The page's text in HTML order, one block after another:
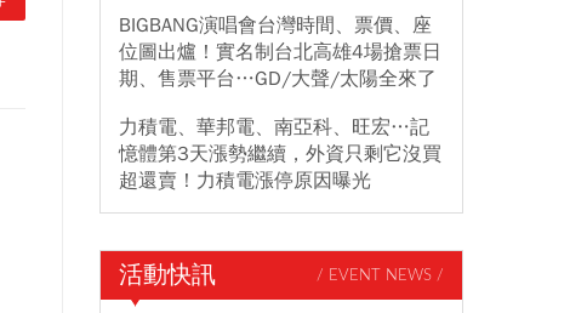
BIGBANG演唱會台灣時間、票價、座
位圖出爐！實名制台北高雄4場搶票日
期、售票平台…GD/大聲/太陽全來了
力積電、華邦電、南亞科、旺宏…記
憶體第3天漲勢繼續，外資只剩它沒買
超還賣！力積電漲停原因曝光
活動快訊 / EVENT NEWS /